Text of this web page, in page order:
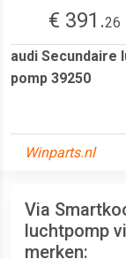
€ 391.26
audi Secundaire
pomp 39250
Winparts.nl
Via
luchtpomp
merken: